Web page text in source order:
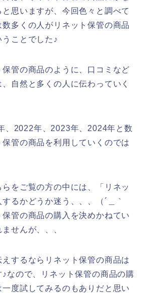
思いますが、今回色々と調べて
多くの人がリネット保管の商品
ことでした♪
管の商品のように、口コミなど
自然と多くの人に伝わっていく
、2022年、2023年、2024年と数
管の商品を利用していくのでは
をご覧の方の中には、「リネッ
るかどうか迷う、、、（´＿｀
管の商品の購入を決めかねてい
せんが、、、
するならリネット保管の商品は
なので、リネット保管の商品の購
一度試してみるのもありだと思い